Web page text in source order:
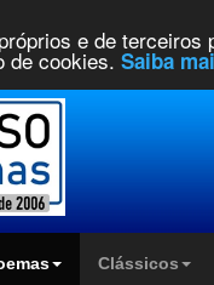
e de terceiros
de cookies. Saiba
Clássicos